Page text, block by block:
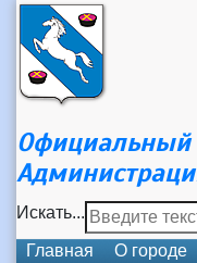
Официальный
Искать...
Главная
О городе